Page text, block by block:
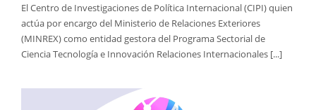
El Centro de Investigaciones de Política Internacional (CIPI) quien
actúa por encargo del Ministerio de Relaciones Exteriores
(MINREX) como entidad gestora del Programa Sectorial de
Ciencia Tecnología e Innovación Relaciones Internacionales [...]